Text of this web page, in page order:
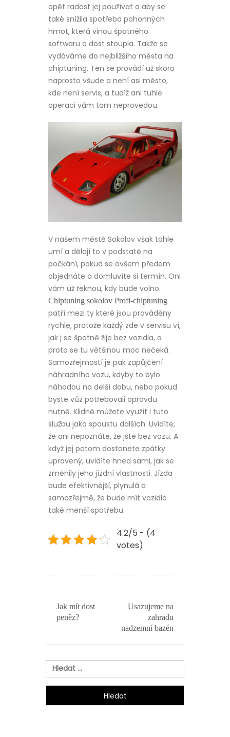
opět radost jej používat a aby se
také snížila spotřeba pohonných
hmot, která vinou špatného
softwaru o dost stoupla. Takže se
vydáváme do nejbližšího města na
chiptuning. Ten se provádí už skoro
naprosto všude a není asi město,
kde není servis, a tudíž ani tuhle
operaci vám tam neprovedou.
V našem městě Sokolov však tohle
umí a dělají to v podstatě na
počkání, pokud se ovšem předem
objednáte a domluvíte si termín. Oni
vám už řeknou, kdy bude volno.
Chiptuning sokolov Profi-chiptuning
patří mezi ty které jsou prováděny
rychle, protože každý zde v servisu ví,
jak j se špatně žije bez vozidla, a
proto se tu většinou moc nečeká.
Samozřejmostí je pak zapůjčení
náhradního vozu, kdyby to bylo
náhodou na delší dobu, nebo pokud
byste vůz potřebovali opravdu
nutně. Klidně můžete využít i tuto
službu jako spoustu dalších. Uvidíte,
že ani nepoznáte, že jste bez vozu. A
když jej potom dostanete zpátky
upravený, uvidíte hned sami, jak se
změnily jeho jízdní vlastnosti. Jízda
bude efektivnější, plynulá a
samozřejmě, že bude mít vozidlo
také menší spotřebu.
4.2/5 - (4
votes)
PRO
PŘÍSPĚVEK
Jak mít dost
peněz?
Usazujeme na
zahradu
nadzemní bazén
Vyhledávání